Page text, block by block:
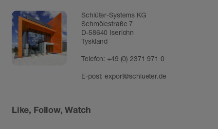
Schlüter-Systems KG
Schmölestraße 7
D-58640 Iserlohn
Tyskland
Telefon:+49 (0) 2371 971 0
E-post:export@schlueter.de
Like, Follow, Watch